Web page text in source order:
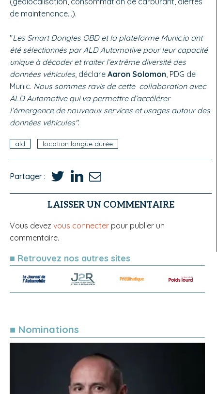
de maintenance…).
"Les Smart Dongles OBD et la plateforme Munic.io ont
été sélectionnés par ALD Automotive pour leur capacité
unique à décoder et traiter l’extrême diversité des
données véhicules, déclare Aaron Solomon, PDG de
Munic. Nous sommes ravis de cette collaboration avec
ALD Automotive qui va permettre d’accélérer
l’émergence de nouveaux services et usages autour des
données véhicules".
ald location longue durée
Partager :
LAISSER UN COMMENTAIRE
Vous devez vous connecter pour publier un
commentaire.
■ Retrouvez nos autres sites
■ Nominations